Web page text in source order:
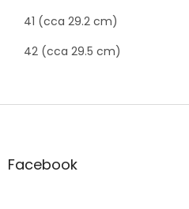
41 (cca 29.2 cm)
42 (cca 29.5 cm)
Z
aFacebook